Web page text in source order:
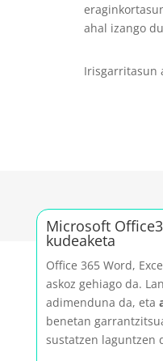
ahal izango
Irisgarritasun
Microsoft
kudeaketa
Office 365 Word,
askoz gehiago da.
adimenduna da, eta
benetan
sustatzen laguntzen